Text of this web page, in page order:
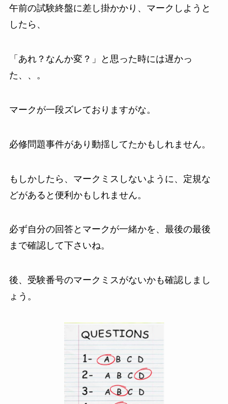
午前の試験終盤に差し掛かかり、マークしようと
したら、
「あれ？なんか変？」と思った時には遅かっ
た、、。
マークが一段ズレておりますがな。
必修問題事件があり動揺してたかもしれません。
もしかしたら、マークミスしないように、定規な
どがあると便利かもしれません。
必ず自分の回答とマークが一緒かを、最後の最後
まで確認して下さいね。
後、受験番号のマークミスがないかも確認しまし
ょう。